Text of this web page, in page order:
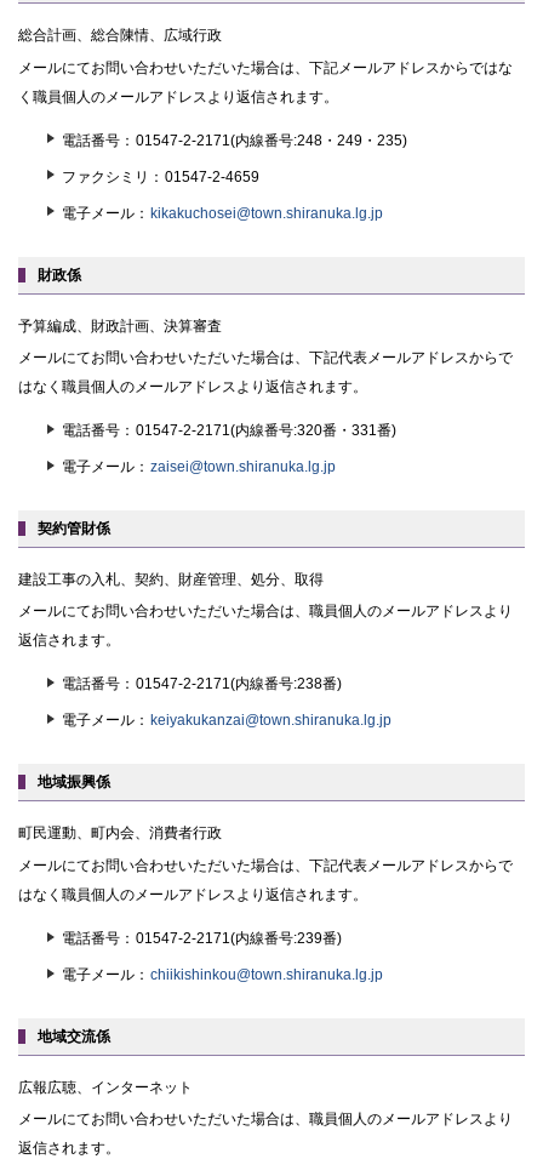
総合計画、総合陳情、広域行政
メールにてお問い合わせいただいた場合は、下記メールアドレスからではな
く職員個人のメールアドレスより返信されます。
電話番号 01547-2-2171(内線番号:248・249・235)
ファクシミリ 01547-2-4659
電子メール kikakuchosei@town.shiranuka.lg.jp
財政係
予算編成、財政計画、決算審査
メールにてお問い合わせいただいた場合は、下記代表メールアドレスからで
はなく職員個人のメールアドレスより返信されます。
電話番号 01547-2-2171(内線番号:320番・331番)
電子メール zaisei@town.shiranuka.lg.jp
契約管財係
建設工事の入札、契約、財産管理、処分、取得
メールにてお問い合わせいただいた場合は、職員個人のメールアドレスより
返信されます。
電話番号 01547-2-2171(内線番号:238番)
電子メール keiyakukanzai@town.shiranuka.lg.jp
地域振興係
町民運動、町内会、消費者行政
メールにてお問い合わせいただいた場合は、下記代表メールアドレスからで
はなく職員個人のメールアドレスより返信されます。
電話番号 01547-2-2171(内線番号:239番)
電子メール chiikishinkou@town.shiranuka.lg.jp
地域交流係
広報広聴、インターネット
メールにてお問い合わせいただいた場合は、職員個人のメールアドレスより
返信されます。